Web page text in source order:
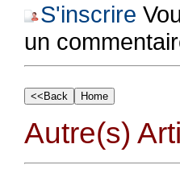
S'inscrire
un
Autre(s)